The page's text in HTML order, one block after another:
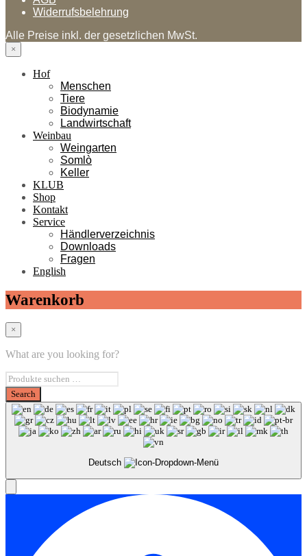
Widerrufsbelehrung
Alle Preise inkl. der gesetzlichen MwSt.
×
Hof
Menschen
Tiere
Biodynamie
Landwirtschaft
Weinbau
Weingarten
Somlò
Keller
KLUB
Shop
Kontakt
Service
Händlerverzeichnis
Downloads
Fragen
English
Warenkorb
×
What are you looking for?
Deutsch